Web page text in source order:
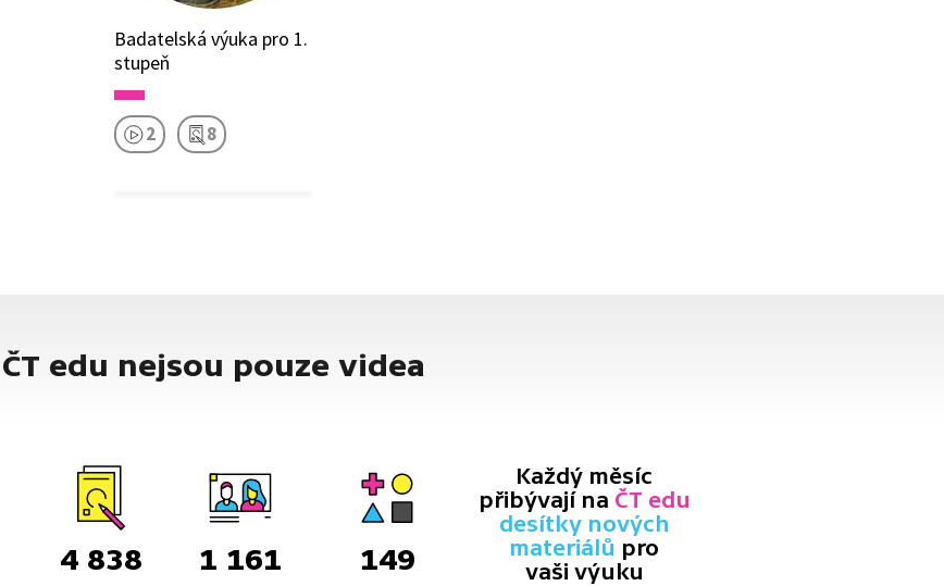
Badatelská výuka pro 1.
stupeň
2 8
ČT edu nejsou pouze videa
4 838 1 161 149
Každý měsíc
přibývají na ČT edu
desítky nových
materiálů pro
vaši výuku